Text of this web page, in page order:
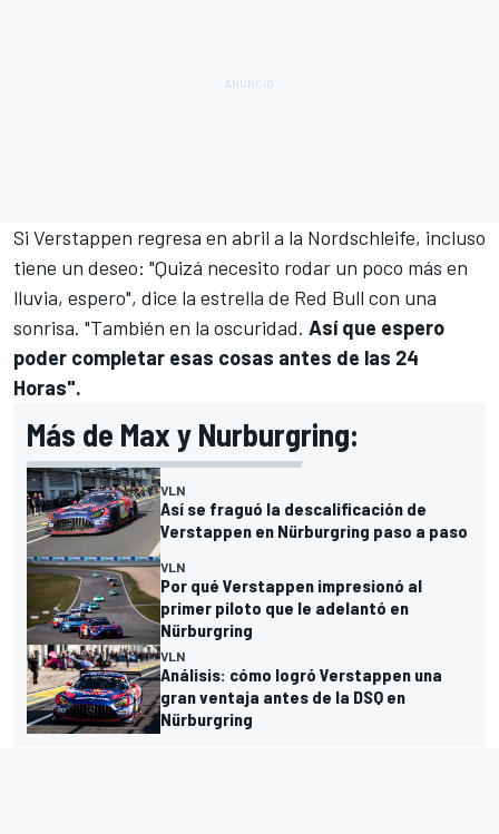
Si Verstappen regresa en abril a la Nordschleife, incluso
tiene un deseo: "Quizá necesito rodar un poco más en
lluvia, espero", dice la estrella de Red Bull con una
sonrisa. "También en la oscuridad. Así que espero
poder completar esas cosas antes de las 24
Horas".
Más de Max y Nurburgring:
VLN
Así se fraguó la descalificación de
Verstappen en Nürburgring paso a paso
VLN
Por qué Verstappen impresionó al
primer piloto que le adelantó en
Nürburgring
VLN
Análisis: cómo logró Verstappen una
gran ventaja antes de la DSQ en
Nürburgring